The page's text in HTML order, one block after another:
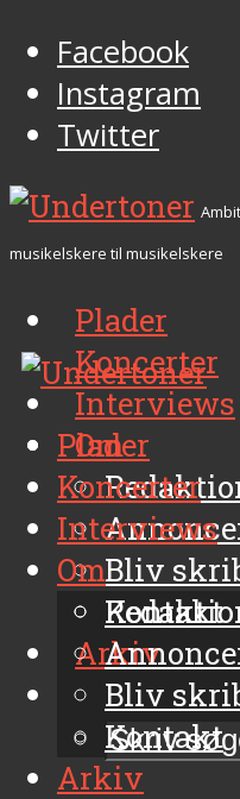
Facebook
Instagram
Twitter
musikelskere til musikelskere
Plader
Koncerter
Interviews
Om
Bliv
Kontakt
Arkiv
Plader
Koncerter
Interviews
Om
Bliv
Kontakt
Arkiv